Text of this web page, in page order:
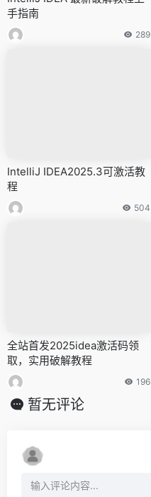
手指南
289
IntelliJ IDEA2025.3可激活教
程
504
全站首发2025idea激活码领
取，实用破解教程
196
暂无评论